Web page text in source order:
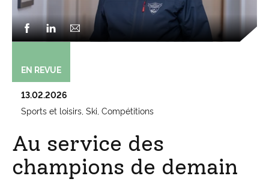
EN REVUE
13.02.2026
Sports et loisirs Ski Compétitions
Au service des
champions de demain